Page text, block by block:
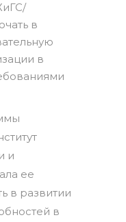
в
в
и
ее
в развитии
в